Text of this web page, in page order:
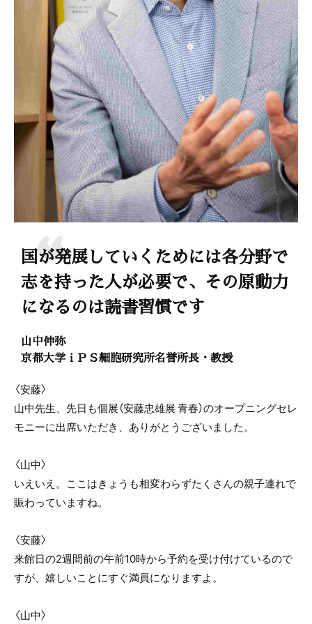
国が発展していくためには各分野で
志を持った人が必要で、その原動力
になるのは読書習慣です
山中伸弥
京都大学ｉＰＳ細胞研究所名誉所長・教授
〈安藤〉
山中先生、先日も個展（安藤忠雄展 青春）のオープニングセレ
モニーに出席いただき、ありがとうございました。
〈山中〉
いえいえ。ここはきょうも相変わらずたくさんの親子連れで
賑わっていますね。
〈安藤〉
来館日の2週間前の午前10時から予約を受け付けているので
すが、嬉しいことにすぐ満員になりますよ。
〈山中〉